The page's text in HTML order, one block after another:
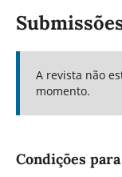
A revista não
momento.
Condições